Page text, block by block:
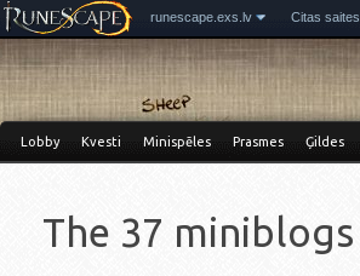
runescape.exs.lv Citas saites
Lobby Kvesti Minispēles Prasmes Ģildes
The 37 miniblogs